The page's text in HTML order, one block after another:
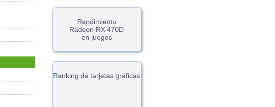
Rendimiento
Radeon RX 470D
en juegos
Ranking de tarjetas gráficas